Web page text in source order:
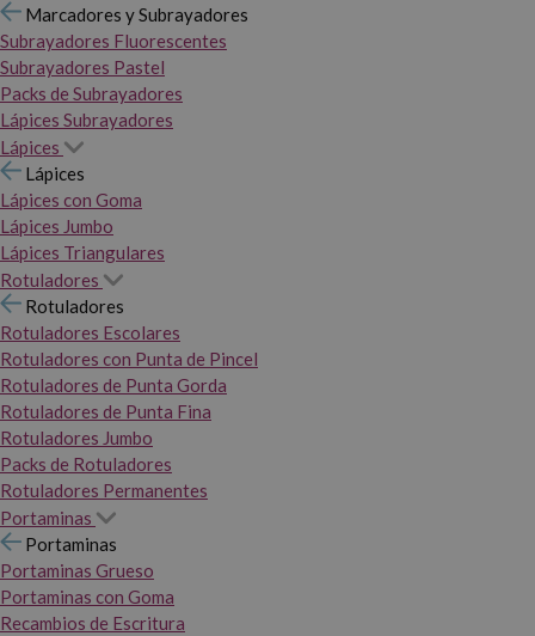
Marcadores y Subrayadores
Subrayadores Fluorescentes
Subrayadores Pastel
Packs de Subrayadores
Lápices Subrayadores
Lápices
Lápices
Lápices con Goma
Lápices Jumbo
Lápices Triangulares
Rotuladores
Rotuladores
Rotuladores Escolares
Rotuladores con Punta de Pincel
Rotuladores de Punta Gorda
Rotuladores de Punta Fina
Rotuladores Jumbo
Packs de Rotuladores
Rotuladores Permanentes
Portaminas
Portaminas
Portaminas Grueso
Portaminas con Goma
Recambios de Escritura